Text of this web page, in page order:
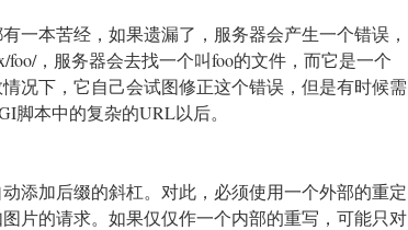
一本苦经，如果遗漏了，服务器会产生一个错误，
foo/，服务器会去找一个叫foo的文件，而它是一个
况下，它自己会试图修正这个错误，但是有时候需
脚本中的复杂的URL以后。
添加后缀的斜杠。对此，必须使用一个外部的重定
片的请求。如果仅仅作一个内部的重写，可能只对